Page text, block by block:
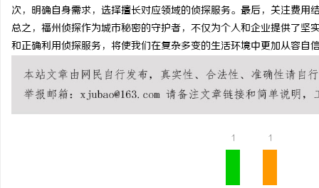
次，明确自身需求，选择擅长对应领域的侦探服务。最后，关注费用
总之，福州侦探作为城市秘密的守护者，不仅为个人和企业提供了
和正确利用侦探服务，将使我们在复杂多变的生活环境中更加从容自
1 1